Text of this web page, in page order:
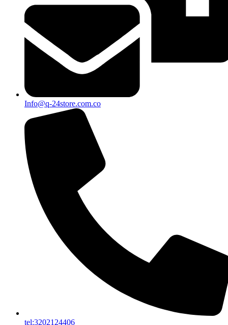
Info@q-24store.com.co
tel:3202124406